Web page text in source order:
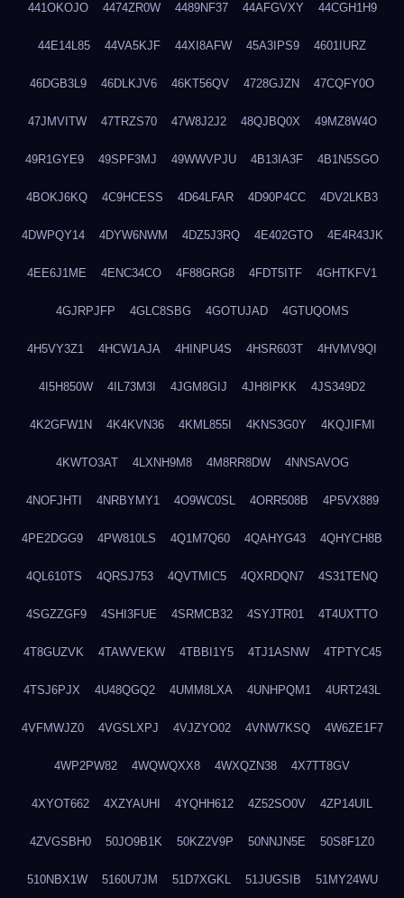
441OKOJO 4474ZR0W 4489NF37 44AFGVXY 44CGH1H9
44E14L85 44VA5KJF 44XI8AFW 45A3IPS9 4601IURZ
46DGB3L9 46DLKJV6 46KT56QV 4728GJZN 47CQFY0O
47JMVITW 47TRZS70 47W8J2J2 48QJBQ0X 49MZ8W4O
49R1GYE9 49SPF3MJ 49WWVPJU 4B13IA3F 4B1N5SGO
4BOKJ6KQ 4C9HCESS 4D64LFAR 4D90P4CC 4DV2LKB3
4DWPQY14 4DYW6NWM 4DZ5J3RQ 4E402GTO 4E4R43JK
4EE6J1ME 4ENC34CO 4F88GRG8 4FDT5ITF 4GHTKFV1
4GJRPJFP 4GLC8SBG 4GOTUJAD 4GTUQOMS
4H5VY3Z1 4HCW1AJA 4HINPU4S 4HSR603T 4HVMV9QI
4I5H850W 4IL73M3I 4JGM8GIJ 4JH8IPKK 4JS349D2
4K2GFW1N 4K4KVN36 4KML855I 4KNS3G0Y 4KQJIFMI
4KWTO3AT 4LXNH9M8 4M8RR8DW 4NNSAVOG
4NOFJHTI 4NRBYMY1 4O9WC0SL 4ORR508B 4P5VX889
4PE2DGG9 4PW810LS 4Q1M7Q60 4QAHYG43 4QHYCH8B
4QL610TS 4QRSJ753 4QVTMIC5 4QXRDQN7 4S31TENQ
4SGZZGF9 4SHI3FUE 4SRMCB32 4SYJTR01 4T4UXTTO
4T8GUZVK 4TAWVEKW 4TBBI1Y5 4TJ1ASNW 4TPTYC45
4TSJ6PJX 4U48QGQ2 4UMM8LXA 4UNHPQM1 4URT243L
4VFMWJZ0 4VGSLXPJ 4VJZYO02 4VNW7KSQ 4W6ZE1F7
4WP2PW82 4WQWQXX8 4WXQZN38 4X7TT8GV
4XYOT662 4XZYAUHI 4YQHH612 4Z52SO0V 4ZP14UIL
4ZVGSBH0 50JO9B1K 50KZ2V9P 50NNJN5E 50S8F1Z0
510NBX1W 5160U7JM 51D7XGKL 51JUGSIB 51MY24WU